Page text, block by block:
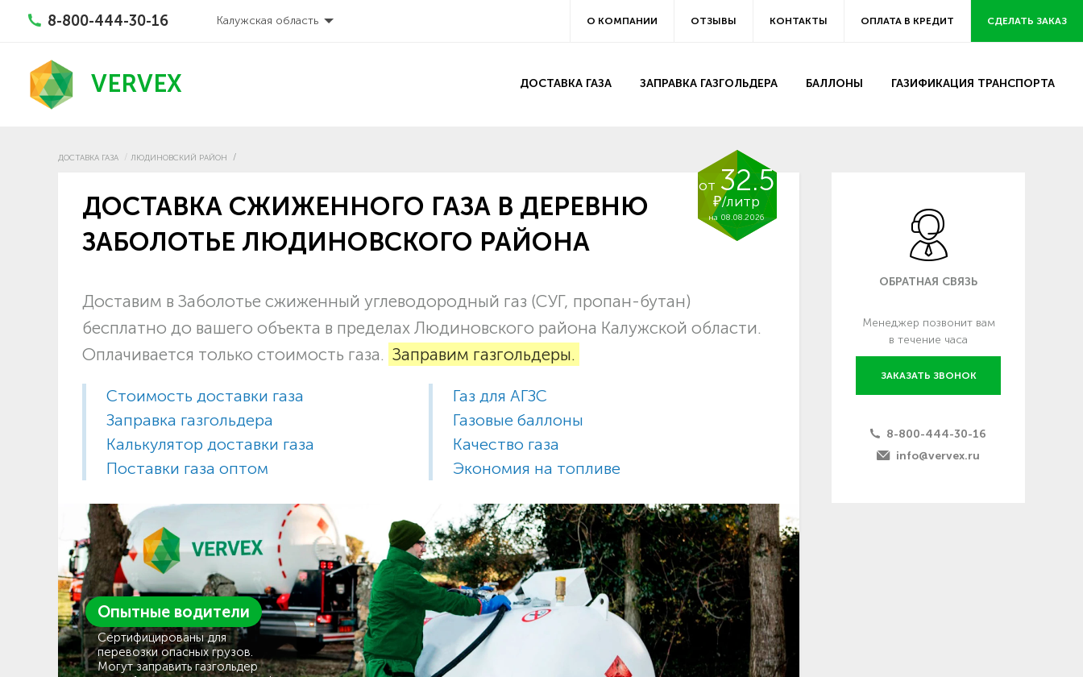
8-800-444-30-16 Калужская область О КОМПАНИИ ОТЗЫВЫ КОНТАКТЫ ОПЛАТА В КРЕДИТ СДЕЛАТЬ ЗАКАЗ
VERVEX ДОСТАВКА ГАЗА ЗАПРАВКА ГАЗГОЛЬДЕРА БАЛЛОНЫ ГАЗИФИКАЦИЯ ТРАНСПОРТА
ДОСТАВКА ГАЗА ЛЮДИНОВСКИЙ РАЙОН
от 32.5
₽/литр
на 08.08.2026
ДОСТАВКА СЖИЖЕННОГО ГАЗА В ДЕРЕВНЮ
ЗАБОЛОТЬЕ ЛЮДИНОВСКОГО РАЙОНА
Доставим в Заболотье сжиженный углеводородный газ (СУГ, пропан-бутан)
бесплатно до вашего объекта в пределах Людиновского района Калужской области.
Оплачивается только стоимость газа. Заправим газгольдеры.
Стоимость доставки газа
Заправка газгольдера
Калькулятор доставки газа
Поставки газа оптом
Газ для АГЗС
Газовые баллоны
Качество газа
Экономия на топливе
Опытные водители
Сертифицированы для
перевозки опасных грузов.
Могут заправить газгольдер
ОБРАТНАЯ СВЯЗЬ
Менеджер позвонит вам
в течение часа
ЗАКАЗАТЬ ЗВОНОК
8-800-444-30-16
info@vervex.ru